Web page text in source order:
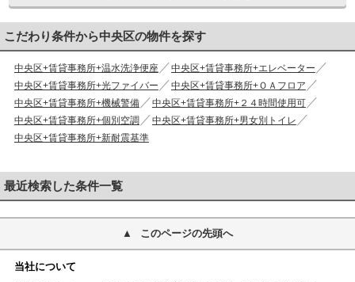
こだわり条件から中央区の物件を探す
中央区+賃貸事務所+温水洗浄便座
中央区+賃貸事務所+エレベーター
中央区+賃貸事務所+光ファイバー
中央区+賃貸事務所+ＯＡフロア
中央区+賃貸事務所+機械警備
中央区+賃貸事務所+２４時間使用可
中央区+賃貸事務所+個別空調
中央区+賃貸事務所+男女別トイレ
中央区+賃貸事務所+新耐震基準
最近検索した条件一覧
このページの先頭へ
当社について